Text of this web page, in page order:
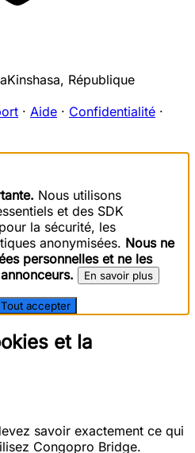
Kinshasa, République
· Aide · Confidentialité ·
Nous utilisons
et des SDK
la sécurité, les
anonymisées. Nous ne
personnelles et ne les
En savoir plus
Tout accepter
et la
savoir exactement ce qui
Congopro Bridge.